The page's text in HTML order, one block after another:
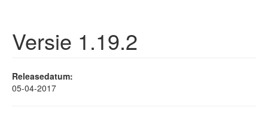
Versie 1.19.2
Releasedatum:
05-04-2017